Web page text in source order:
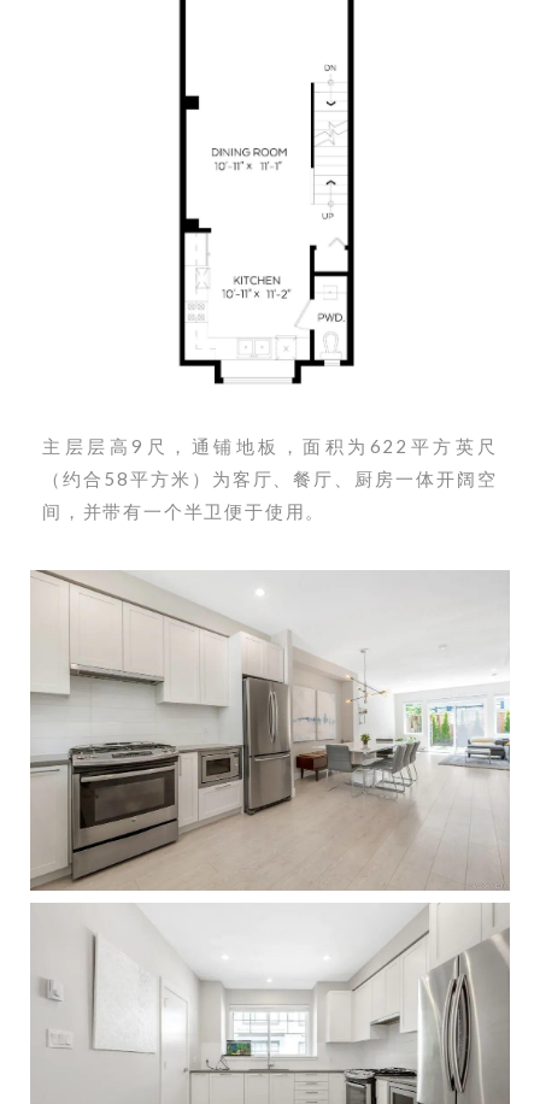
主层层高9尺，通铺地板，面积为622平方英尺
（约合58平方米）为客厅、餐厅、厨房一体开阔空
间，并带有一个半卫便于使用。